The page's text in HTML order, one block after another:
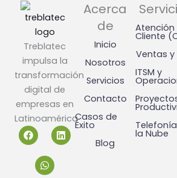
Treblatec
impulsa la
transformación
digital de
empresas en
Latinoamérica
F
a
c
L
i
n
W
t
s
Acerca
de
Inicio
Nosotros
Servicios
Contacto
Casos de
Éxito
Blog
Atención
Cliente
Ventas y
ITSM y
la Nube